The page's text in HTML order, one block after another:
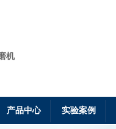
机
产品中心 实验案例